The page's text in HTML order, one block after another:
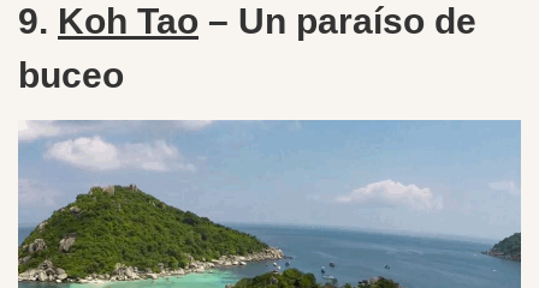
9. Koh Tao – Un paraíso de
buceo